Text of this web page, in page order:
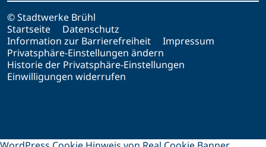
© Stadtwerke Brühl
Startseite
Datenschutz
Information zur Barrierefreiheit
Impressum
Privatsphäre-Einstellungen ändern
Historie der Privatsphäre-Einstellungen
Einwilligungen widerrufen